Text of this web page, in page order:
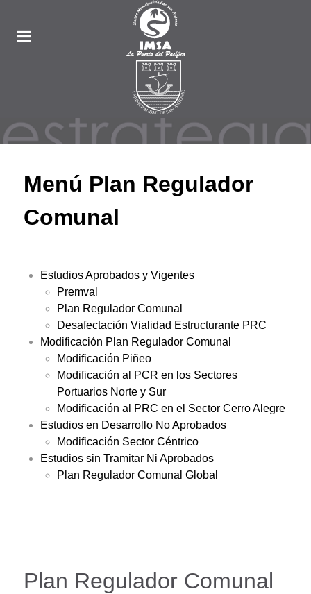
Menú Plan Regulador
Comunal
Estudios Aprobados y Vigentes
Premval
Plan Regulador Comunal
Desafectación Vialidad Estructurante PRC
Modificación Plan Regulador Comunal
Modificación Piñeo
Modificación al PCR en los Sectores
Portuarios Norte y Sur
Modificación al PRC en el Sector Cerro Alegre
Estudios en Desarrollo No Aprobados
Modificación Sector Céntrico
Estudios sin Tramitar Ni Aprobados
Plan Regulador Comunal Global
Plan Regulador Comunal